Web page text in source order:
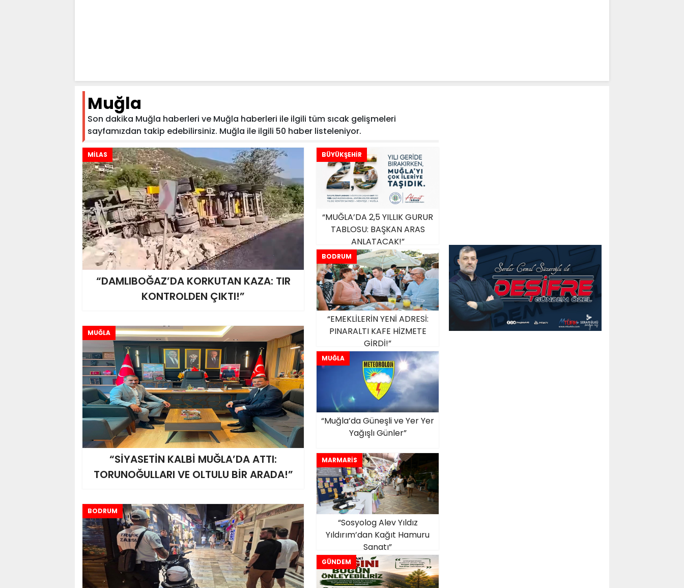
Muğla
Son dakika Muğla haberleri ve Muğla haberleri ile ilgili tüm sıcak gelişmeleri
sayfamızdan takip edebilirsiniz. Muğla ile ilgili 50 haber listeleniyor.
MİLAS
“DAMLIBOĞAZ’DA KORKUTAN KAZA: TIR
KONTROLDEN ÇIKTI!”
BÜYÜKŞEHİR
“MUĞLA’DA 2,5 YILLIK GURUR
TABLOSU: BAŞKAN ARAS
ANLATACAK!”
BODRUM
“EMEKLİLERİN YENİ ADRESİ:
PINARALTI KAFE HİZMETE
GİRDİ!”
MUĞLA
“SİYASETİN KALBİ MUĞLA’DA ATTI:
TORUNOĞULLARI VE OLTULU BİR ARADA!”
MUĞLA
“Muğla’da Güneşli ve Yer Yer
Yağışlı Günler”
MARMARİS
“Sosyolog Alev Yıldız
Yıldırım’dan Kağıt Hamuru
Sanatı”
BODRUM
GÜNDEM